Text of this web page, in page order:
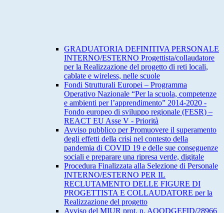
GRADUATORIA DEFINITIVA PERSONALE
INTERNO/ESTERNO Progettista/collaudatore
per la Realizzazione del progetto di reti locali,
cablate e wireless, nelle scuole
Fondi Strutturali Europei – Programma
Operativo Nazionale “Per la scuola, competenze
e ambienti per l’apprendimento” 2014-2020 -
Fondo europeo di sviluppo regionale (FESR) –
REACT EU Asse V - Priorità
Avviso pubblico per Promuovere il superamento
degli effetti della crisi nel contesto della
pandemia di COVID 19 e delle sue conseguenze
sociali e preparare una ripresa verde, digitale
Procedura Finalizzata alla Selezione di Personale
INTERNO/ESTERNO PER IL
RECLUTAMENTO DELLE FIGURE DI
PROGETTISTA E COLLAUDATORE per la
Realizzazione del progetto
Avviso del MIUR prot. n. AOODGEFID/28966